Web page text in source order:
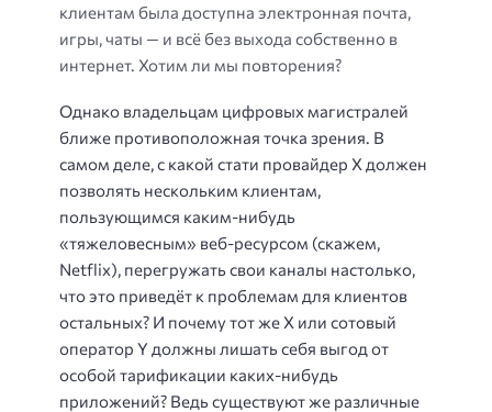
клиентам была доступна электронная почта,
игры, чаты — и всё без выхода собственно в
интернет. Хотим ли мы повторения?
Однако владельцам цифровых магистралей
ближе противоположная точка зрения. В
самом деле, с какой стати провайдер X должен
позволять нескольким клиентам,
пользующимся каким-нибудь
«тяжеловесным» веб-ресурсом (скажем,
Netflix), перегружать свои каналы настолько,
что это приведёт к проблемам для клиентов
остальных? И почему тот же X или сотовый
оператор Y должны лишать себя выгод от
особой тарификации каких-нибудь
приложений? Ведь существуют же различные